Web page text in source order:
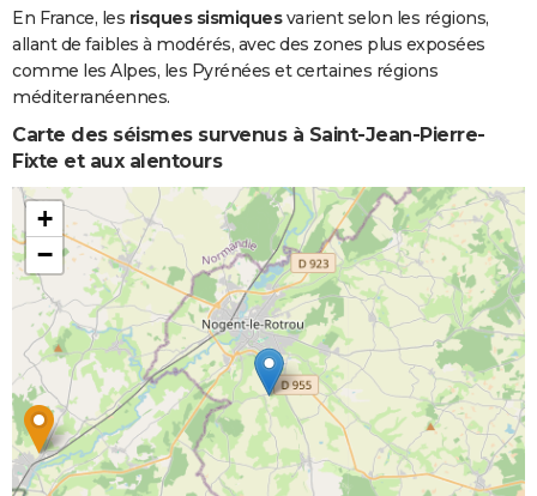
En France, les risques sismiquesvarient selon les régions,
allant de faibles à modérés, avec des zones plus exposées
comme les Alpes, les Pyrénées et certaines régions
méditerranéennes.
Carte des séismes survenus à Saint-Jean-Pierre-
Fixte et aux alentours
+
−